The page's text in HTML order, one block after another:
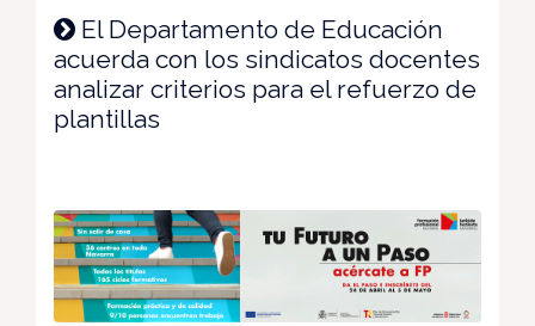
El Departamento de Educación
acuerda con los sindicatos docentes
analizar criterios para el refuerzo de
plantillas